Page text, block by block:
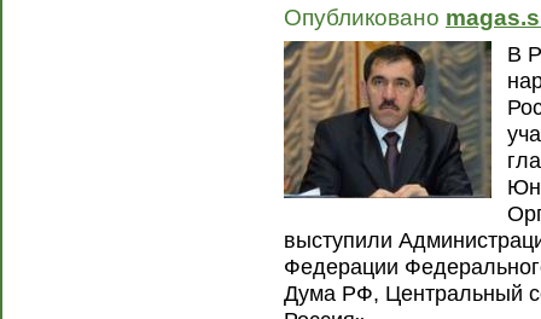
Опубликовано
В
выступили
Федерации
Дума РФ, Центральный